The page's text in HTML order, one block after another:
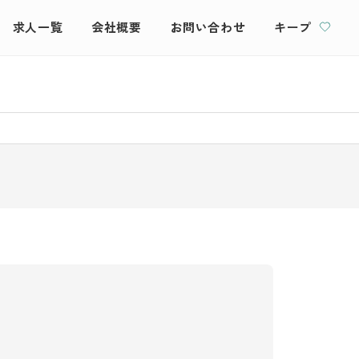
求人一覧 会社概要 お問い合わせ キープ